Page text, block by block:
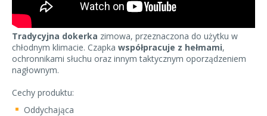
Tradycyjna dokerka zimowa, przeznaczona do użytku w
chłodnym klimacie. Czapka współpracuje z hełmami,
ochronnikami słuchu oraz innym taktycznym oporządzeniem
nagłownym.
Cechy produktu:
Oddychająca